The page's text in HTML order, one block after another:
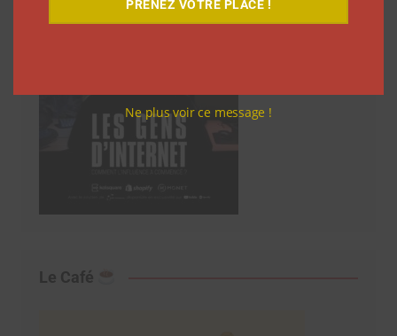
Le Café
PRENEZ VOTRE PLACE !
Ne plus voir ce message !